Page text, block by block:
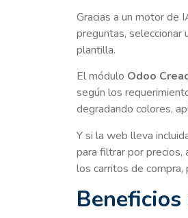
Gracias a un motor de
preguntas, seleccionar
plantilla.
El módulo Odoo
según los
degradando colores,
Y si la web lleva
para filtrar por precios,
los carritos de